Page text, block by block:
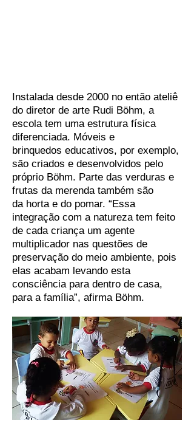
Instalada desde 2000 no então ateliê
do diretor de arte Rudi Böhm, a
escola tem uma estrutura física
diferenciada. Móveis e
brinquedos educativos, por exemplo,
são criados e desenvolvidos pelo
próprio Böhm. Parte das verduras e
frutas da merenda também são
da horta e do pomar. “Essa
integração com a natureza tem feito
de cada criança um agente
multiplicador nas questões de
preservação do meio ambiente, pois
elas acabam levando esta
consciência para dentro de casa,
para a família”, afirma Böhm.